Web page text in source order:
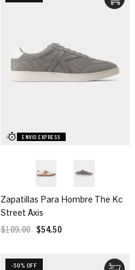
ENVIO EXPRESS
Zapatillas Para Hombre The Kc
Street Axis
$109.00 $54.50
-50% OFF